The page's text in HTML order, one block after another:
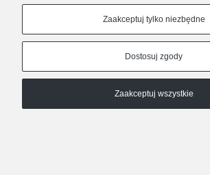
Na zawsze ponosisz odpowiedzialność za to,
Książę" Antoine de Saint-
Pokaż pełną wersję strony
Sklep internetowy
Zaakceptuj tylko niezbędne
Dostosuj zgody
Zaakceptuj wszystkie